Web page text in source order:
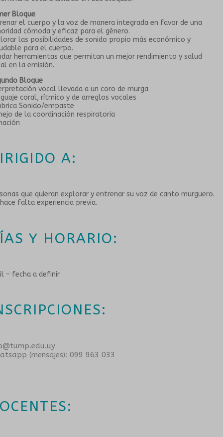
Bloque
el cuerpo y la voz de manera integrada en favor de una
cómoda y eficaz para el género.
las posibilidades de sonido propio más económico y
para el cuerpo.
herramientas que permitan un mejor rendimiento y salud
en la emisión.
Bloque
vocal llevada a un coro de murga
coral, rítmico y de arreglos vocales
Sonido/empaste
de la coordinación respiratoria
A:
que quieran explorar y entrenar su voz de canto murguero.
falta experiencia previa.
Y HORARIO:
– fecha a definir
(mensajes): 099 963 033